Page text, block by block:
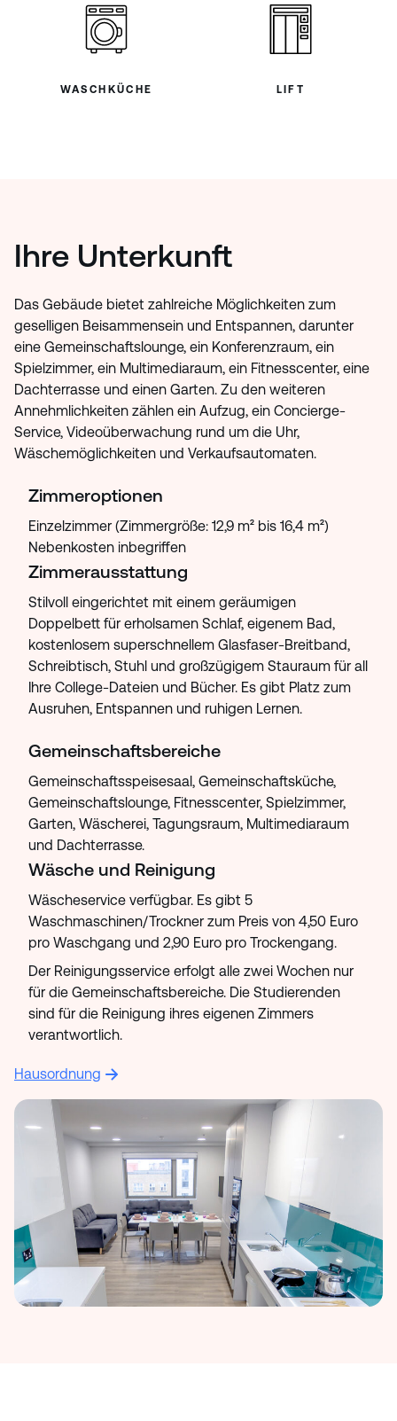
WASCHKÜCHE LIFT
Ihre Unterkunft
Das Gebäude bietet zahlreiche Möglichkeiten zum
geselligen Beisammensein und Entspannen, darunter
eine Gemeinschaftslounge, ein Konferenzraum, ein
Spielzimmer, ein Multimediaraum, ein Fitnesscenter, eine
Dachterrasse und einen Garten. Zu den weiteren
Annehmlichkeiten zählen ein Aufzug, ein Concierge-
Service, Videoüberwachung rund um die Uhr,
Wäschemöglichkeiten und Verkaufsautomaten.
Zimmeroptionen
Einzelzimmer (Zimmergröße: 12,9 m² bis 16,4 m²)
Nebenkosten inbegriffen
Zimmerausstattung
Stilvoll eingerichtet mit einem geräumigen
Doppelbett für erholsamen Schlaf, eigenem Bad,
kostenlosem superschnellem Glasfaser-Breitband,
Schreibtisch, Stuhl und großzügigem Stauraum für all
Ihre College-Dateien und Bücher. Es gibt Platz zum
Ausruhen, Entspannen und ruhigen Lernen.
Gemeinschaftsbereiche
Gemeinschaftsspeisesaal, Gemeinschaftsküche,
Gemeinschaftslounge, Fitnesscenter, Spielzimmer,
Garten, Wäscherei, Tagungsraum, Multimediaraum
und Dachterrasse.
Wäsche und Reinigung
Wäscheservice verfügbar. Es gibt 5
Waschmaschinen/Trockner zum Preis von 4,50 Euro
pro Waschgang und 2,90 Euro pro Trockengang.
Der Reinigungsservice erfolgt alle zwei Wochen nur
für die Gemeinschaftsbereiche. Die Studierenden
sind für die Reinigung ihres eigenen Zimmers
verantwortlich.
Hausordnung